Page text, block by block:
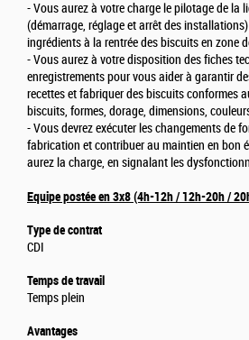
- Vous aurez à votre charge le pilotage de la
(démarrage, réglage et arrêt des
ingrédients à la rentrée des biscuits en zone
- Vous aurez à votre disposition des fiches
enregistrements pour vous aider à garantir
recettes et fabriquer des biscuits conformes
biscuits, formes, dorage, dimensions,
- Vous devrez exécuter les changements de
fabrication et contribuer au maintien en bon
aurez la charge, en signalant les
Equipe postée en 3x8 (4h-12h / 12h-20h /
Type de contrat
CDI
Temps de travail
Temps plein
Avantages